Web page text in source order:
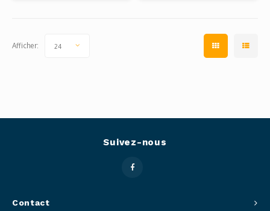
Afficher: 24
Contact
Suivez-nous